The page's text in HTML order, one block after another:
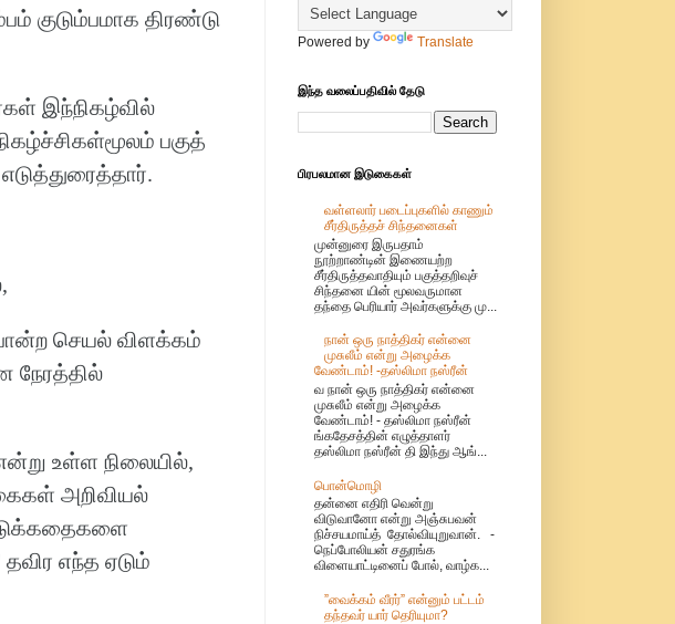
குடும்பமாக திரண்டு
இந்நிகழ்வில்
பகுத்
செயல் விளக்கம்
நேரத்தில்
உள்ள நிலையில்,
அறிவியல்
எந்த ஏடும்
Powered by Translate
இந்த வலைப்பதிவில் தேடு
பிரபலமான இடுகைகள்
வள்ளலார் படைப்புகளில் காணும்
சீர்திருத்தச் சிந்தனைகள்
முன்னுரை இருபதாம்
நூற்றாண்டின் இணையற்ற
சீர்திருத்தவாதியும் பகுத்தறிவுச்
சிந்தனை யின் மூலவருமான
தந்தை பெரியார் அவர்களுக்கு மு...
நான் ஒரு நாத்திகர் என்னை
முசுலீம் என்று அழைக்க
வேண்டாம்! -தஸ்லிமா நஸ்ரீன்
வ நான் ஒரு நாத்திகர் என்னை
முசுலீம் என்று அழைக்க
வேண்டாம்! - தஸ்லிமா நஸ்ரீன்
ங்கதேசத்தின் எழுத்தாளர்
தஸ்லிமா நஸ்ரீன் தி இந்து ஆங்...
பொன்மொழி
தன்னை எதிரி வென்று
விடுவானோ என்று அஞ்சுபவன்
நிச்சயமாய்த் தோல்வியுறுவான். -
நெப்போலியன் சதுரங்க
விளையாட்டினைப் போல், வாழ்க...
”வைக்கம் வீரர்” என்னும் பட்டம்
தந்தவர் யார் தெரியுமா?